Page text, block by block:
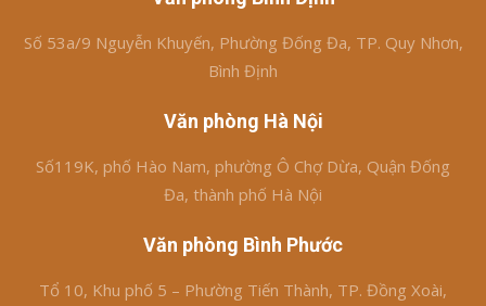
Số 53a/9 Nguyễn Khuyến, Phường Đống Đa, TP. Quy Nhơn,
Bình Định
Văn phòng Hà Nội
Số119K, phố Hào Nam, phường Ô Chợ Dừa, Quận Đống
Đa, thành phố Hà Nội
Văn phòng Bình Phước
Tổ 10, Khu phố 5 – Phường Tiến Thành, TP. Đồng Xoài,